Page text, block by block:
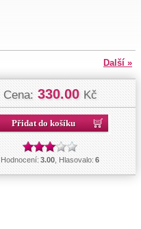
Další »
Cena: 330.00 Kč
Hodnocení:3.00, Hlasovalo:6